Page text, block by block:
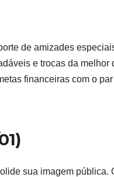
de amizades
e trocas da
financeiras com o
sua imagem